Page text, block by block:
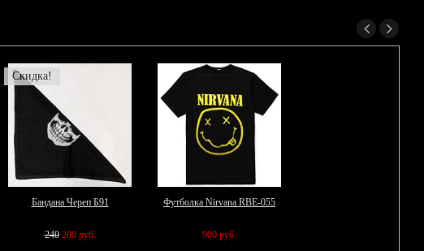
Скидка!
Бандана Череп Б91
240 200 руб.
Футболка Nirvana RBE-055
900 руб.